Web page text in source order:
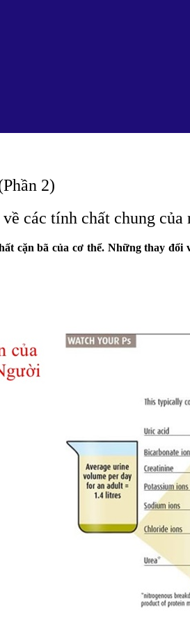
2)
các tính chất chung của
cặn bã của cơ thể. Những thay đổi